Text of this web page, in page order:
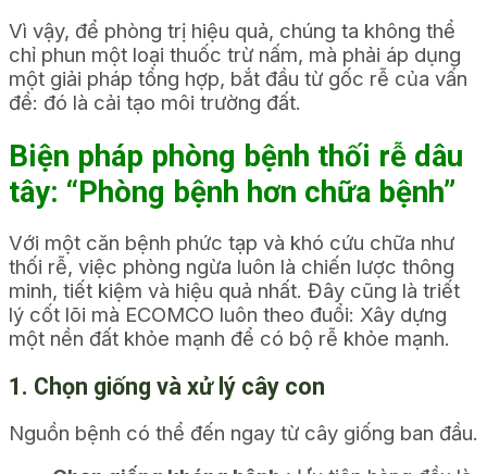
Vì vậy, để phòng trị hiệu quả, chúng ta không thể
chỉ phun một loại thuốc trừ nấm, mà phải áp dụng
một giải pháp tổng hợp, bắt đầu từ gốc rễ của vấn
đề: đó là cải tạo môi trường đất.
Biện pháp phòng bệnh thối rễ dâu
tây: “Phòng bệnh hơn chữa bệnh”
Với một căn bệnh phức tạp và khó cứu chữa như
thối rễ, việc phòng ngừa luôn là chiến lược thông
minh, tiết kiệm và hiệu quả nhất. Đây cũng là triết
lý cốt lõi mà ECOMCO luôn theo đuổi: Xây dựng
một nền đất khỏe mạnh để có bộ rễ khỏe mạnh.
1. Chọn giống và xử lý cây con
Nguồn bệnh có thể đến ngay từ cây giống ban đầu.